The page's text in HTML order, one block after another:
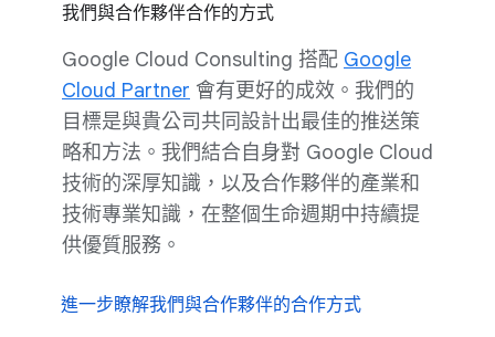
我們與合作夥伴合作的方式
Google Cloud Consulting 搭配 Google
Cloud Partner 會有更好的成效。我們的
目標是與貴公司共同設計出最佳的推送策
略和方法。我們結合自身對 Google Cloud
技術的深厚知識，以及合作夥伴的產業和
技術專業知識，在整個生命週期中持續提
供優質服務。
進一步瞭解我們與合作夥伴的合作方式